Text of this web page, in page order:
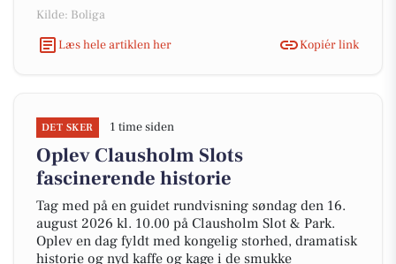
Kilde: Boliga
Læs hele artiklen her
Kopiér link
DET SKER 1 time siden
Oplev Clausholm Slots
fascinerende historie
Tag med på en guidet rundvisning søndag den 16.
august 2026 kl. 10.00 på Clausholm Slot & Park.
Oplev en dag fyldt med kongelig storhed, dramatisk
historie og nyd kaffe og kage i de smukke